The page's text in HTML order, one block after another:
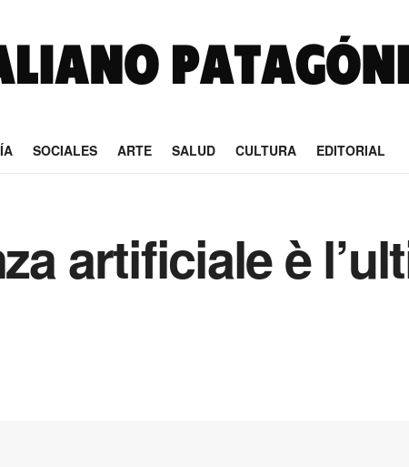
SOCIALES ARTE SALUD CULTURA EDITORIAL
artificiale è